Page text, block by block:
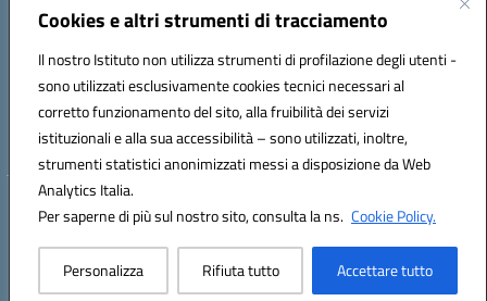
Cookies e altri strumenti di tracciamento
Il nostro Istituto non utilizza strumenti di profilazione degli utenti -
sono utilizzati esclusivamente cookies tecnici necessari al
corretto funzionamento del sito, alla fruibilità dei servizi
istituzionali e alla sua accessibilità – sono utilizzati, inoltre,
strumenti statistici anonimizzati messi a disposizione da Web
Analytics Italia.
Per saperne di più sul nostro sito, consulta la ns. Cookie Policy.
Personalizza Rifiuta tutto Accettare tutto
06121126825
LICEO DELLE SCIENZE UMANE "P.L. NERVI" SEGNI - Telefono:
Mail: RMIS099002@istruzione.it - PEC: RMIS099002@pec.istruzione.it
Codice meccanografico: RMIS099002
Codice fiscale: 95036960581
Hosting & Powered by 3D Solution S.r.l.
Concept & Design by Designers Italia